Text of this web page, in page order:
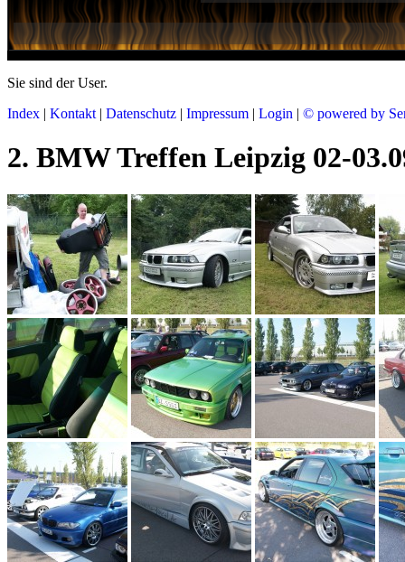
Sie sind derUser.
Index | Kontakt | Datenschutz | Impressum | Login | © powered by
2. BMW Treffen Leipzig 02-